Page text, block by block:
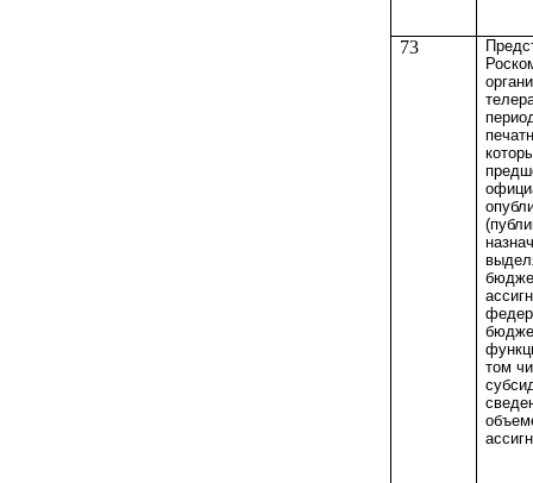
73
том